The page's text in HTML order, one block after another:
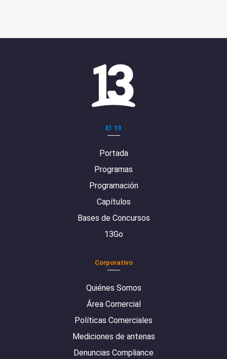
El 13
Portada
Programas
Programación
Capítulos
Bases de Concursos
13Go
Corporativo
Quiénes Somos
Área Comercial
Políticas Comerciales
Mediciones de antenas
Denuncias Compliance